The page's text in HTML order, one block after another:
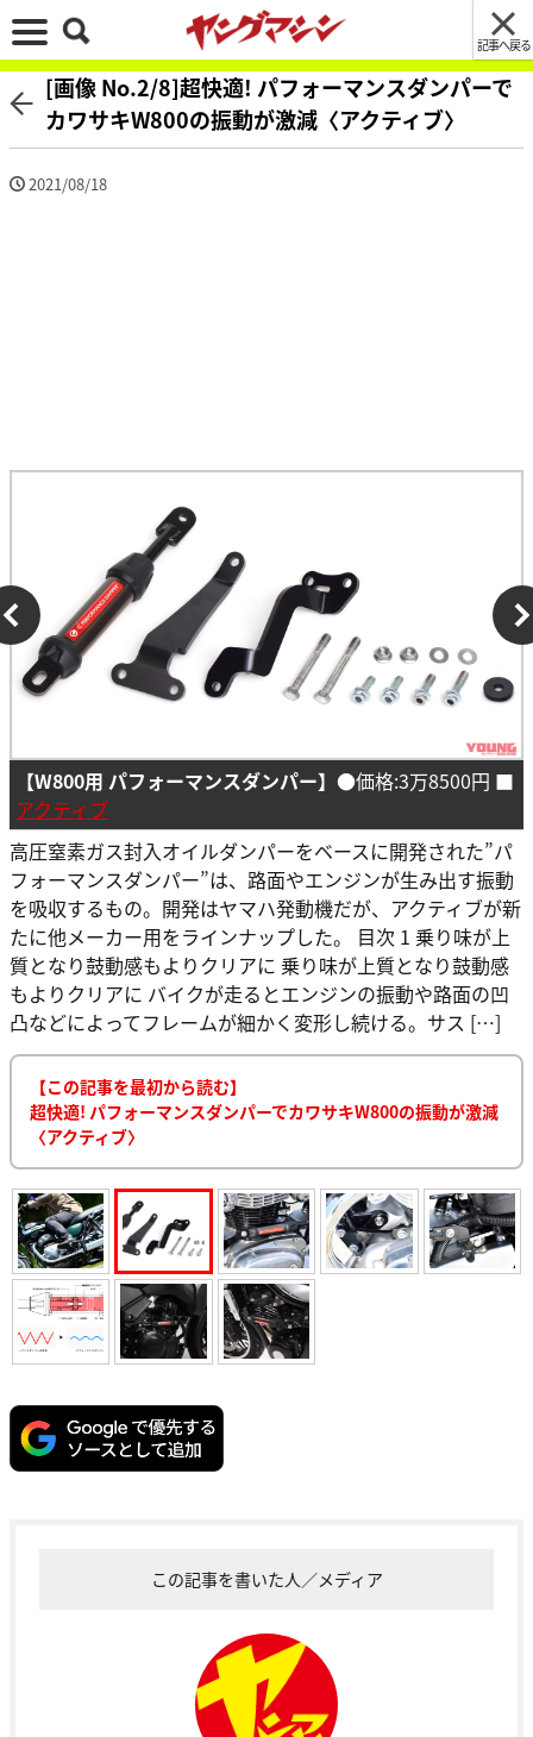
記事へ戻る
[画像 No.2/8]超快適! パフォーマンスダンパーで
カワサキW800の振動が激減〈アクティブ〉
2021/08/18
【W800用 パフォーマンスダンパー】 ●価格:3万8500円 ■
アクティブ
高圧窒素ガス封入オイルダンパーをベースに開発された”パ
フォーマンスダンパー”は、路面やエンジンが生み出す振動
を吸収するもの。開発はヤマハ発動機だが、アクティブが新
たに他メーカー用をラインナップした。 目次 1 乗り味が上
質となり鼓動感もよりクリアに 乗り味が上質となり鼓動感
もよりクリアに バイクが走るとエンジンの振動や路面の凹
凸などによってフレームが細かく変形し続ける。サス […]
【この記事を最初から読む】
超快適! パフォーマンスダンパーでカワサキW800の振動が激減
〈アクティブ〉
この記事を書いた人／メディア